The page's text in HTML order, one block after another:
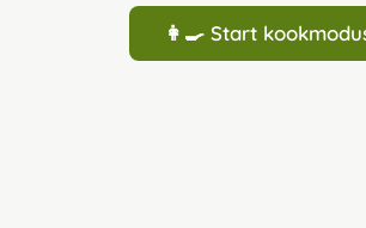
👩‍🍳 Start